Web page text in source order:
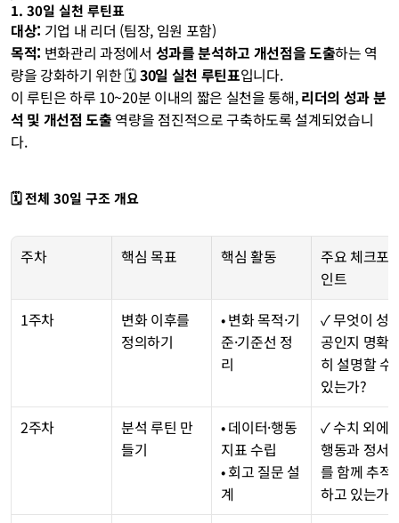
1. 30일 실천 루틴표
대상: 기업 내 리더 (팀장, 임원 포함)
목적: 변화관리 과정에서 성과를 분석하고 개선점을 도출하는 역
량을 강화하기 위한 🗓 30일 실천 루틴표입니다.
이 루틴은 하루 10~20분 이내의 짧은 실천을 통해, 리더의 성과 분
석 및 개선점 도출 역량을 점진적으로 구축하도록 설계되었습니
다.
🗓️ 전체 30일 구조 개요
주차 핵심 목표 핵심 활동
주요 체크포
인트
1주차
변화 이후를
정의하기
• 변화 목적·기
준·기준선 정
리
✓ 무엇이 성
공인지 명확
히 설명할 수
있는가?
2주차
분석 루틴 만
들기
• 데이터·행동
지표 수립
• 회고 질문 설
계
✓ 수치 외에
행동과 정서
를 함께 추적
하고 있는가?